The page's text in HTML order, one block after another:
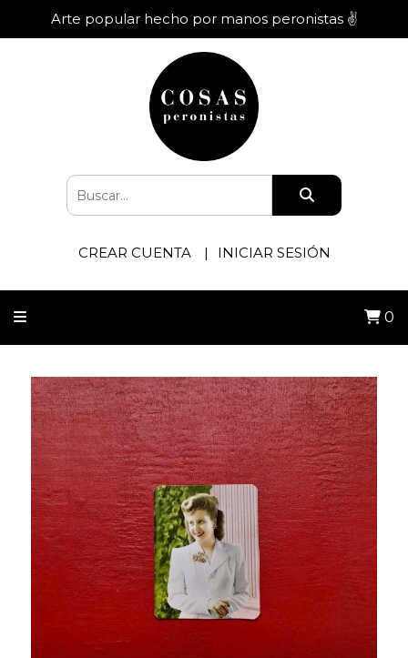
Arte popular hecho por manos peronistas ✌️
CREAR CUENTA INICIAR SESIÓN
0